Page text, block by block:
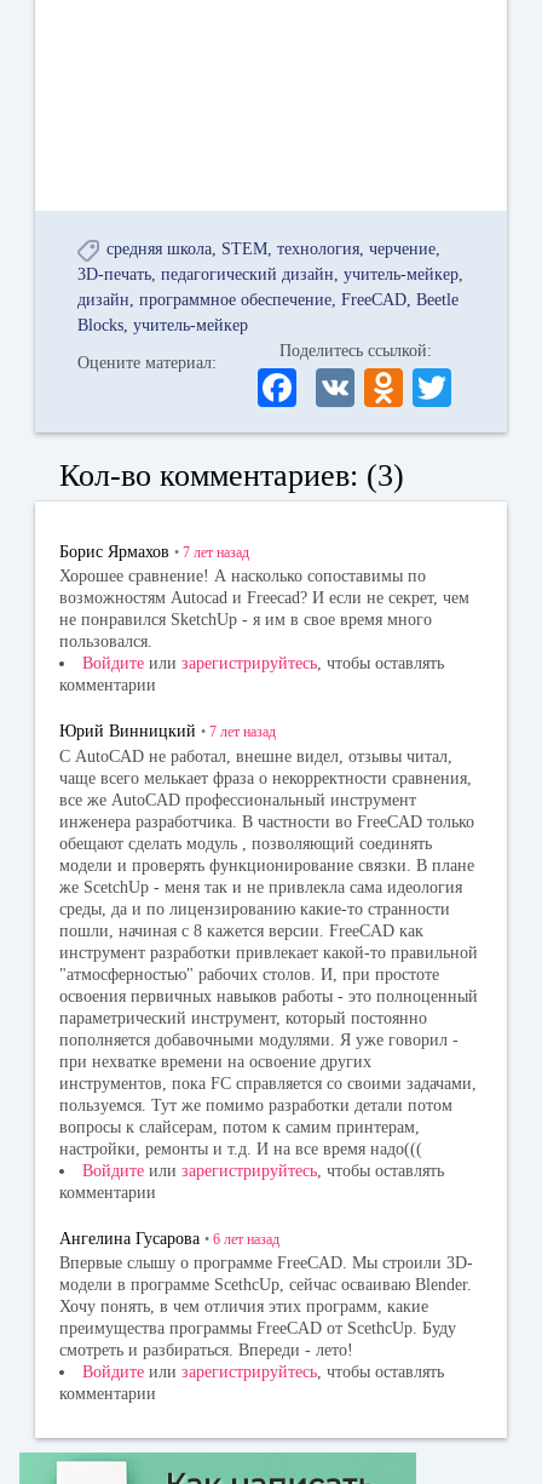
средняя школа STEM технология черчение
3D-печать педагогический дизайн
учитель-мейкер
дизайн
программное обеспечение FreeCAD Beetle
Blocks учитель-мейкер
Оцените материал:
Поделитесь ссылкой:
Fa
ce
bo
ok
V
K
O
dn
la
ni
ki
wi
r
Кол-во комментариев: (3)
Борис Ярмахов • 7 лет назад
Хорошее сравнение! А насколько сопоставимы по
возможностям Autocad и Freecad? И если не секрет, чем
не понравился SketchUp - я им в свое время много
пользовался.
Войдите или зарегистрируйтесь, чтобы оставлять
комментарии
Юрий Винницкий • 7 лет назад
С AutoCAD не работал, внешне видел, отзывы читал,
чаще всего мелькает фраза о некорректности сравнения,
все же AutoCAD профессиональный инструмент
инженера разработчика. В частности во FreeCAD только
обещают сделать модуль , позволяющий соединять
модели и проверять функционирование связки. В плане
же ScetchUp - меня так и не привлекла сама идеология
среды, да и по лицензированию какие-то странности
пошли, начиная с 8 кажется версии. FreeCAD как
инструмент разработки привлекает какой-то правильной
"атмосферностью" рабочих столов. И, при простоте
освоения первичных навыков работы - это полноценный
параметрический инструмент, который постоянно
пополняется добавочными модулями. Я уже говорил -
при нехватке времени на освоение других
инструментов, пока FC справляется со своими задачами,
пользуемся. Тут же помимо разработки детали потом
вопросы к слайсерам, потом к самим принтерам,
настройки, ремонты и т.д. И на все время надо(((
Войдите или зарегистрируйтесь , чтобы оставлять
комментарии
Ангелина Гусарова • 6 лет назад
Впервые слышу о программе FreeCAD. Мы строили 3D-
модели в программе ScethcUp, сейчас осваиваю Blender.
Хочу понять, в чем отличия этих программ, какие
преимущества программы FreeCAD от ScethcUp. Буду
смотреть и разбираться. Впереди - лето!
Войдите или зарегистрируйтесь, чтобы оставлять
комментарии